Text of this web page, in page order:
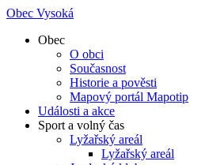
Obec Vysoká
Obec
O obci
Současnost
Historie a pověsti
Mapový portál Mapotip
Události a akce
Sport a volný čas
Lyžařský areál
Lyžařský areál